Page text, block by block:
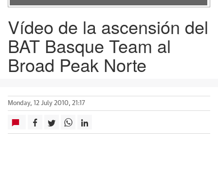
Vídeo de la ascensión del
BAT Basque Team al
Broad Peak Norte
Monday, 12 July 2010, 21:17